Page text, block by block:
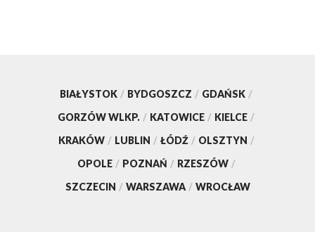
BIAŁYSTOK / BYDGOSZCZ / GDAŃSK /
GORZÓW WLKP. / KATOWICE / KIELCE /
KRAKÓW / LUBLIN / ŁÓDŹ / OLSZTYN /
OPOLE / POZNAŃ / RZESZÓW /
SZCZECIN / WARSZAWA / WROCŁAW